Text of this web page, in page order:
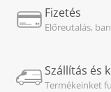
Fizetés
Előreutalás,
Szállítás és
Termékeinket